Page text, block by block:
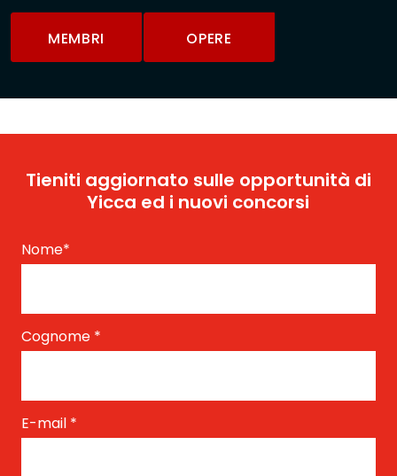
MEMBRI OPERE
Tieniti aggiornato sulle opportunità di
Yicca ed i nuovi concorsi
Nome*
Cognome *
E-mail *